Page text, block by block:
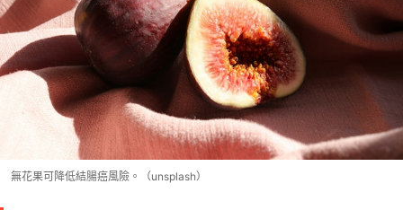
無花果可降低結腸癌風險。（unsplash）